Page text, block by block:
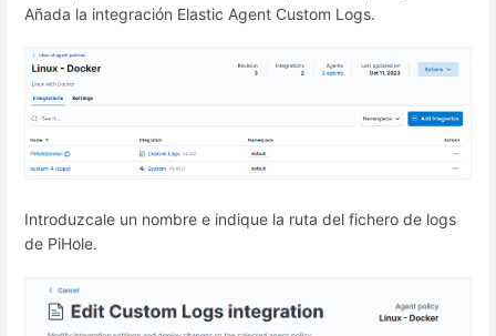
Añada la integración Elastic Agent Custom Logs.
Introduzcale un nombre e indique la ruta del fichero de logs
de PiHole.